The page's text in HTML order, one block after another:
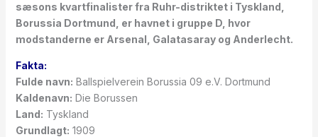
sæsons kvartfinalister fra Ruhr-distriktet i Tyskland,
Borussia Dortmund, er havnet i gruppe D, hvor
modstanderne er Arsenal, Galatasaray og Anderlecht.
Fakta:
Fulde navn: Ballspielverein Borussia 09 e.V. Dortmund
Kaldenavn: Die Borussen
Land: Tyskland
Grundlagt: 1909